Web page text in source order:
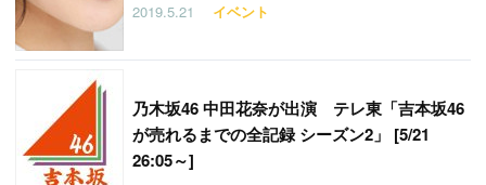
2019.5.21 イベント
乃木坂46 中田花奈が出演 テレ東「吉本坂46
が売れるまでの全記録 シーズン2」 [5/21
26:05～]